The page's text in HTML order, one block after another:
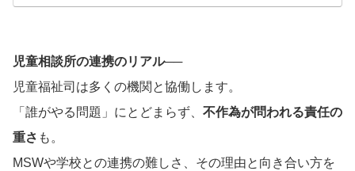
児童相談所の連携のリアル──
児童福祉司は多くの機関と協働します。
「誰がやる問題」にとどまらず、 不作為が問われる責任の
重さ も。
MSWや学校との連携の難しさ、その理由と向き合い方を